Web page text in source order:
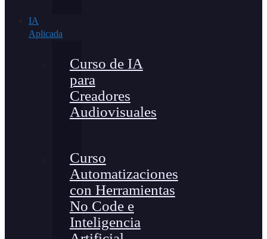
IA
Aplicada
Curso de IA
para
Creadores
Audiovisuales
Curso
Automatizaciones
con Herramientas
No Code e
Inteligencia